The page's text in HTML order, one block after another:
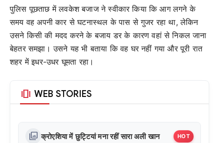
पुलिस पूछताछ में लवकेश बजाज ने स्वीकार किया कि आग लगने के
समय वह अपनी कार से घटनास्थल के पास से गुजर रहा था, लेकिन
उसने किसी की मदद करने के बजाय डर के कारण वहां से निकल जाना
बेहतर समझा। उसने यह भी बताया कि वह घर नहीं गया और पूरी रात
शहर में इधर-उधर घूमता रहा।
amp_stories WEB STORIES
photo_library क्रोएशिया में छुट्टियां मना रहीं सारा अली खान HOT